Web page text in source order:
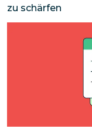
zu schärfen